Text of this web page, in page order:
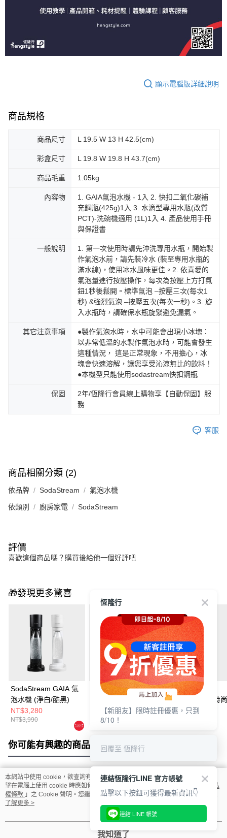
顯示電腦版詳細說明
商品規格
商品尺寸 L 19.5 W 13 H 42.5(cm)
彩盒尺寸 L 19.8 W 19.8 H 43.7(cm)
商品毛重 1.05kg
內容物
1. GAIA氣泡水機 - 1入 2. 快扣二氧化碳補
充鋼瓶(425g)1入 3. 水滴型專用水瓶(改質
PCT)-洗碗機適用 (1L)1入 4. 產品使用手冊
與保證書
一般說明
1. 第一次使用時請先沖洗專用水瓶，開始製
作氣泡水前，請先裝冷水 (裝至專用水瓶的
滿水線)，使用冰水風味更佳。2. 依喜愛的
氣泡量進行按壓操作，每次為按壓上方打氣
鈕1秒後鬆開。標準氣泡 –按壓三次(每次1
秒) &強烈氣泡 –按壓五次(每次一秒)。3. 旋
入水瓶時，請確保水瓶旋緊避免漏氣。
其它注意事項
●製作氣泡水時，水中可能會出現小冰塊：
以非常低溫的水製作氣泡水時，可能會發生
這種情況， 這是正常現象，不用擔心，冰
塊會快速溶解，讓您享受沁涼無比的飲料！
●本機型只能使用sodastream快扣鋼瓶
保固
2年/恆隆行會員線上購物享【自動保固】服
務
客服
商品相關分類 (2)
依品牌 SodaStream 氣泡水機
依類別 廚房家電 SodaStream
評價
喜歡這個商品嗎？購買後給他一個好評吧
🎁發現更多驚喜
SodaStream GAIA 氣
泡水機 (淨白/酷黑)
NT$3,280
NT$3,990
【限量福利品】
SodaStream GAIA 氣
泡水機 (淨白/酷黑)
NT$1,999
NT$3,990
【鋼瓶2入組】
SodaStream 時
動扣瓶氣泡水機
NT$2,980
你可能有興趣的商品 全站排行
熱門標籤
本網站中使用 cookie，欲查詢有關本網站使用 cookie 方式之詳情，及若您不希
望在電腦上使用 cookie 時應如何變更電腦的 cookie 設定，請參閱本網站「
隱私
權條款 」之 Cookie 聲明。您繼續使用本網站即表示您同意本公司得按本網站使
用條款之 Cookie 聲明使用 cookie。
了解更多 >
我知道了
恆隆行
【新朋友】限時註冊優惠，只到
8/10！
回覆至 恆隆行
連結恆隆行LINE 官方帳號
點擊以下按鈕可獲得最新資訊👇
連結 LINE 帳號